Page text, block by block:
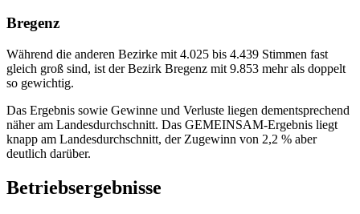
Bregenz
Während die anderen Bezirke mit 4.025 bis 4.439 Stimmen fast
gleich groß sind, ist der Bezirk Bregenz mit 9.853 mehr als doppelt
so gewichtig.
Das Ergebnis sowie Gewinne und Verluste liegen dementsprechend
näher am Landesdurchschnitt. Das GEMEINSAM-Ergebnis liegt
knapp am Landesdurchschnitt, der Zugewinn von 2,2 % aber
deutlich darüber.
Betriebsergebnisse